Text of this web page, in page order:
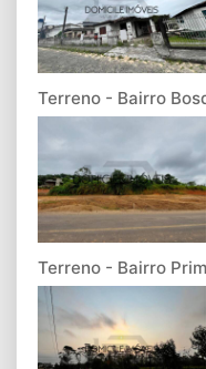
Terreno - Bairro
Terreno - Bairro